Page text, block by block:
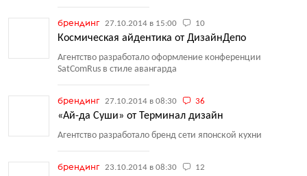
брендинг 27.10.2014 в 15:00 10
Космическая айдентика от ДизайнДепо
Агентство разработало оформление конференции
SatComRus в стиле авангарда
брендинг 27.10.2014 в 08:30 36
«Ай-да Суши» от Терминал дизайн
Агентство разработало бренд сети японской кухни
брендинг 23.10.2014 в 08:30 12